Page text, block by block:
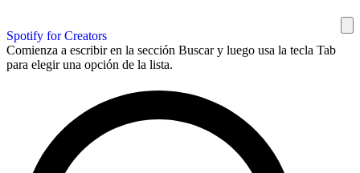
Spotify for Creators
Comienza a escribir en la sección Buscar y luego usa la tecla Tab
para elegir una opción de la lista.